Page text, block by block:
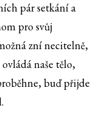
pár setkání a
pro svůj
zní necitelně,
naše tělo,
buď přijde